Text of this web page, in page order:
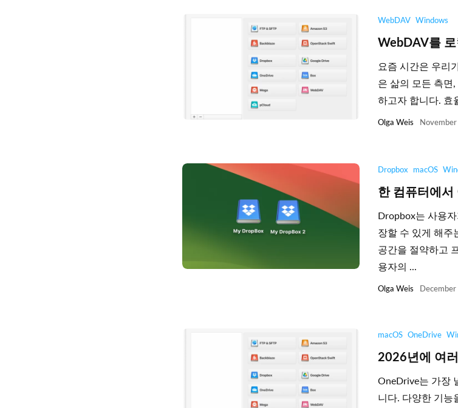
WebDAV Windows
WebDAV를
요즘 시간은 우리
은 삶의 모든 측면
하고자 합니다. 효
Olga Weis
Dropbox macOS
한 컴퓨터에
Dropbox는 사용
장할 수 있게 해주
공간을 절약하고
용자의 ...
Olga Weis
macOS OneDrive
2026년에 여
OneDrive는 가장
니다. 다양한 기능